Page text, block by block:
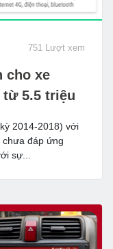
751 Lượt xem
cho xe
từ 5.5 triệu
2014-2018) với
đáp ứng
sự...